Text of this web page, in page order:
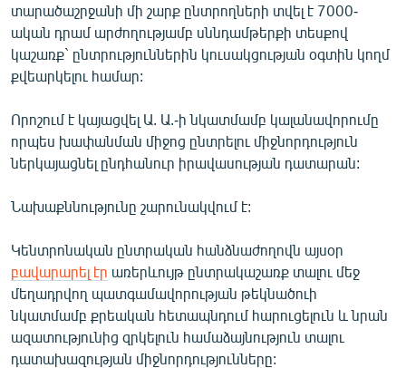
«Ազատության» բոլոր կայքերը
տարածաշրջանի մի շարք ընտրողների տվել է 7000-
ական դրամ արժողությամբ սննդամթերքի տեսքով
կաշառք` ընտրություններին կուսակցության օգտին կողմ
քվեարկելու համար:
Որոշում է կայացվել Ա. Ա.-ի նկատմամբ կալանավորումը
որպես խափանման միջոց ընտրելու միջնորդություն
ներկայացնել ընդհանուր իրավասության դատարան:
Նախաքննությունը շարունակվում է:
Կենտրոնական ընտրական հանձնաժողովն այսօր
բավարարել էր առերևույթ ընտրակաշառք տալու մեջ
մեղադրվող պատգամավորության թեկնածուի
նկատմամբ քրեական հետապնդում հարուցելուն և նրան
ազատությունից զրկելուն համաձայնություն տալու
դատախազության միջնորդությունները: